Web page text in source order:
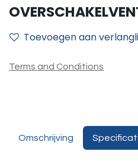
Toevoegen aan
Terms and Conditions
Omschrijving